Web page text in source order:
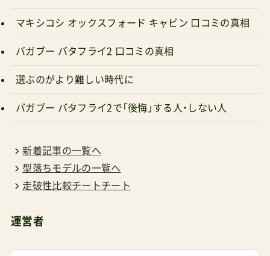
マキシコシ オックスフォード キャビン 口コミの真相
バガブー バタフライ2 口コミの真相
選ぶのがより難しい時代に
バガブー バタフライ2で「後悔」する人・しない人
新着記事の一覧へ
型落ちモデルの一覧へ
走破性比較チートチート
運営者